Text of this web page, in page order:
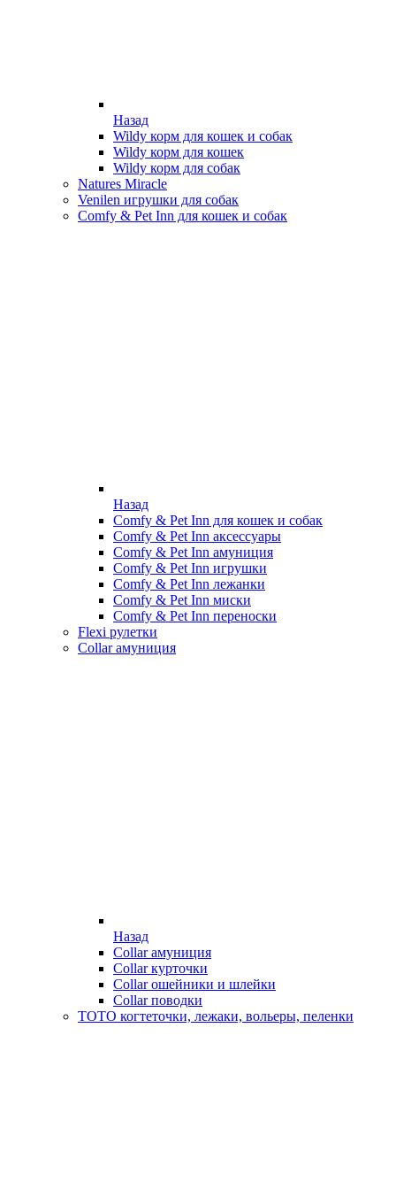
Назад
Wildy корм для кошек и собак
Wildy корм для кошек
Wildy корм для собак
Natures Miracle
Venilen игрушки для собак
Comfy & Pet Inn для кошек и собак
Назад
Comfy & Pet Inn для кошек и собак
Comfy & Pet Inn аксессуары
Comfy & Pet Inn амуниция
Comfy & Pet Inn игрушки
Comfy & Pet Inn лежанки
Comfy & Pet Inn миски
Comfy & Pet Inn переноски
Flexi рулетки
Collar амуниция
Назад
Collar амуниция
Collar курточки
Collar ошейники и шлейки
Collar поводки
ТОТО когтеточки, лежаки, вольеры, пеленки